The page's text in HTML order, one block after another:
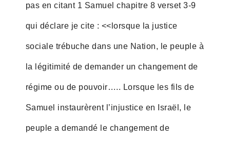
pas en citant 1 Samuel chapitre 8 verset 3-9
qui déclare je cite : <<lorsque la justice
sociale trébuche dans une Nation, le peuple à
la légitimité de demander un changement de
régime ou de pouvoir….. Lorsque les fils de
Samuel instaurèrent l’injustice en Israël, le
peuple a demandé le changement de